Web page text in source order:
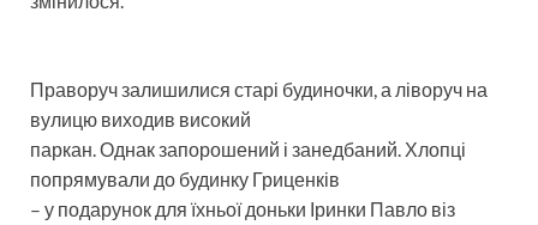
Праворуч залишилися старі будиночки, а ліворуч на
вулицю виходив високий
паркан. Однак запорошений і занедбаний. Хлопці
попрямували до будинку Гриценків
– у подарунок для їхньої доньки Іринки Павло віз